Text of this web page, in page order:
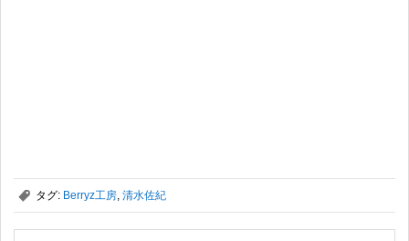
, タグ: Berryz工房, 清水佐紀